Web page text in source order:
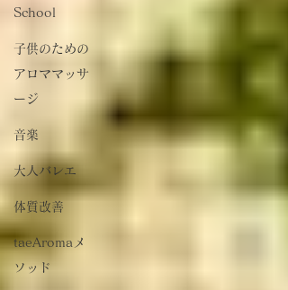
School
子供のための
アロママッサ
ージ
音楽
大人バレエ
体質改善
taeAromaメ
ソッド